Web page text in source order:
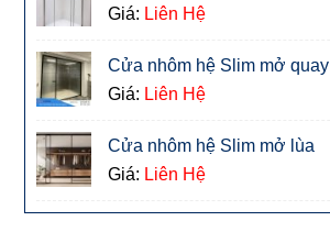
Giá: Liên Hệ
Cửa nhôm hệ Slim mở quay
Giá: Liên Hệ
Cửa nhôm hệ Slim mở lùa
Giá: Liên Hệ